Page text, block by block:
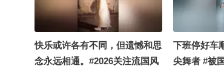
快乐或许各有不同，但遗憾和思
念永远相通。#2026关注流国风
下班停好车
尖舞者 #被